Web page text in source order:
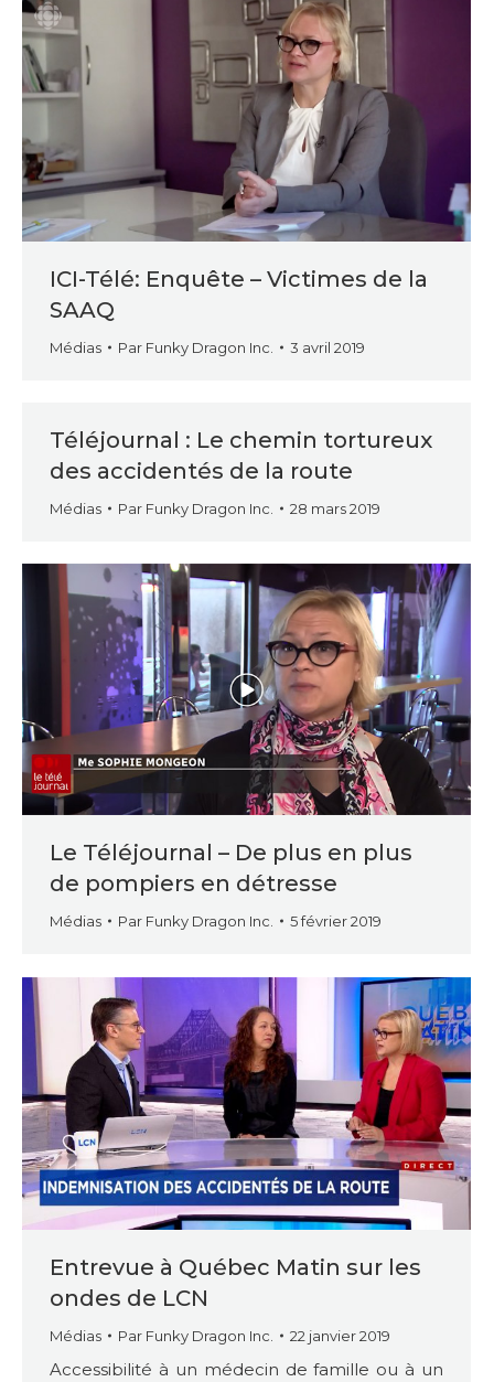
ICI-Télé: Enquête – Victimes de la
SAAQ
Médias Par Funky Dragon Inc. 3 avril 2019
Téléjournal : Le chemin tortureux
des accidentés de la route
Médias Par Funky Dragon Inc. 28 mars 2019
Le Téléjournal – De plus en plus
de pompiers en détresse
Médias Par Funky Dragon Inc. 5 février 2019
Entrevue à Québec Matin sur les
ondes de LCN
Médias Par Funky Dragon Inc. 22 janvier 2019
Accessibilité à un médecin de famille ou à un